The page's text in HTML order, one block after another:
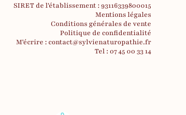
SIRET de l'établissement : 93116339800015
Mentions légales
Conditions générales de vente
Politique de confidentialité
M'écrire : contact@sylvienaturopathie.fr
Tel : 07 45 00 33 14